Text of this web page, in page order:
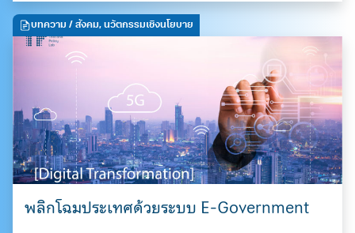
บทความ / สังคม, นวัตกรรมเชิงนโยบาย
พลิกโฉมประเทศด้วยระบบ E-Government